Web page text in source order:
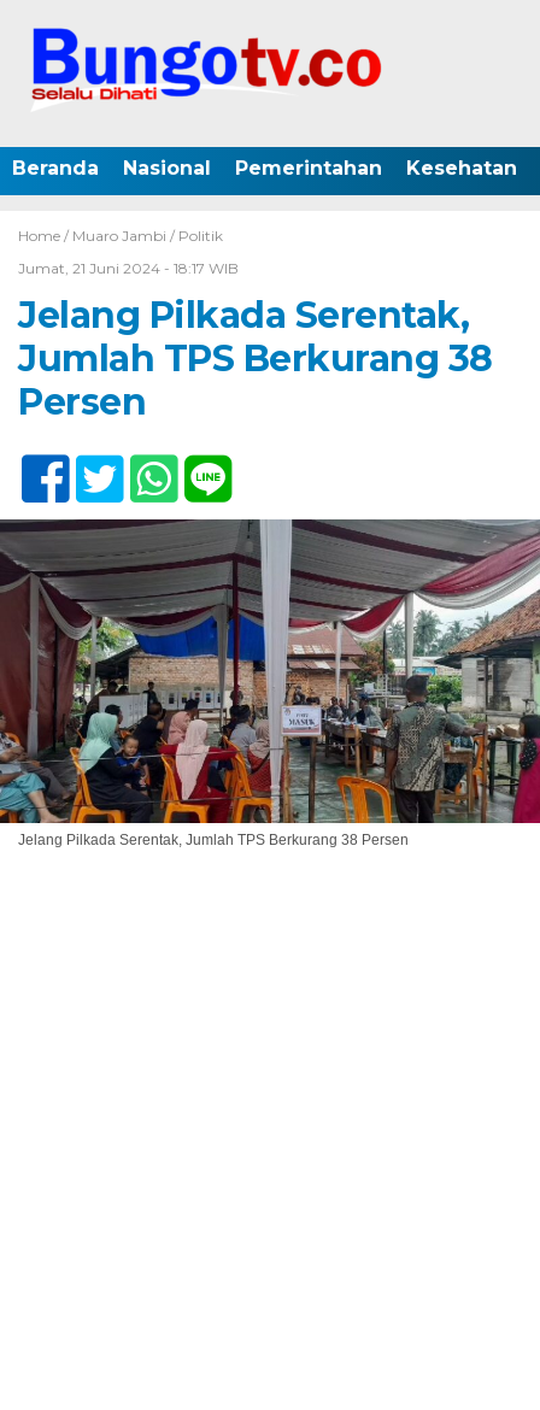
Beranda Nasional Pemerintahan Kesehatan
Home / Muaro Jambi / Politik
Jumat, 21 Juni 2024 - 18:17 WIB
Jelang Pilkada Serentak,
Jumlah TPS Berkurang 38
Persen
Jelang Pilkada Serentak, Jumlah TPS Berkurang 38 Persen